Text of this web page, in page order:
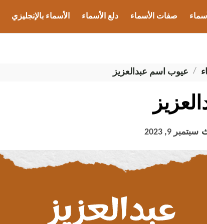
صفات الأسماء دلع الأسماء الأسماء بالإنجليزي
عيوب اسم عبدالعزيز
سبتمبر 9, 2023